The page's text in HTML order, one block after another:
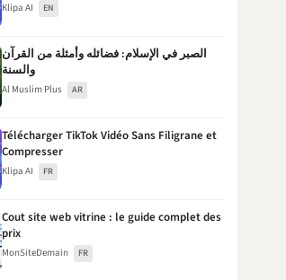
Klipa AI EN
الصبر في الإسلام: فضائله وأمثلة من القرآن
والسنة
Al Muslim Plus AR
Télécharger TikTok Vidéo Sans Filigrane et
Compresser
Klipa AI FR
Cout site web vitrine : le guide complet des
prix
MonSiteDemain FR